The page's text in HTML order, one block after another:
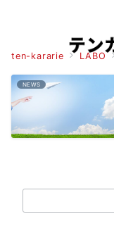
ten-kararie LABO
NEWS
索：